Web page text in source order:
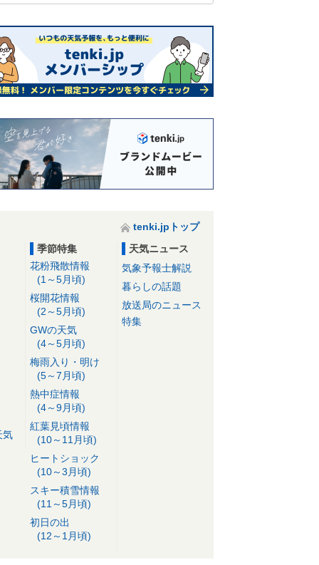
tenki.jpトップ
気
季節特集
花粉飛散情報
(1～5月頃)
桜開花情報
(2～5月頃)
GWの天気
(4～5月頃)
梅雨入り・明け
(5～7月頃)
熱中症情報
(4～9月頃)
紅葉見頃情報
(10～11月頃)
ヒートショック
(10～3月頃)
スキー積雪情報
(11～5月頃)
初日の出
(12～1月頃)
天気ニュース
気象予報士解説
暮らしの話題
放送局のニュース
特集